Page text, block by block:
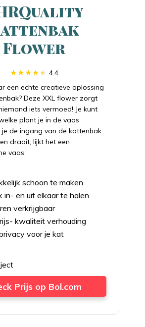
Flower
4.4
een echte creatieve oplossing
Deze XXL flower zorgt
iets vermoed! Je kunt
plant je in de vaas
je de ingang van de kattenbak
draait, lijkt het een
vaas.
schoon te maken
in- en uit elkaar te halen
verkrijgbaar
kwaliteit verhouding
voor je kat
Prijs op Bol.com